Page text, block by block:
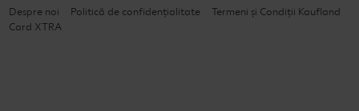
Despre noi Politică de confidențialitate
Termeni și Condiții Kaufland
Card XTRA